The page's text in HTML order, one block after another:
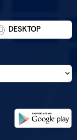
DESKTOP